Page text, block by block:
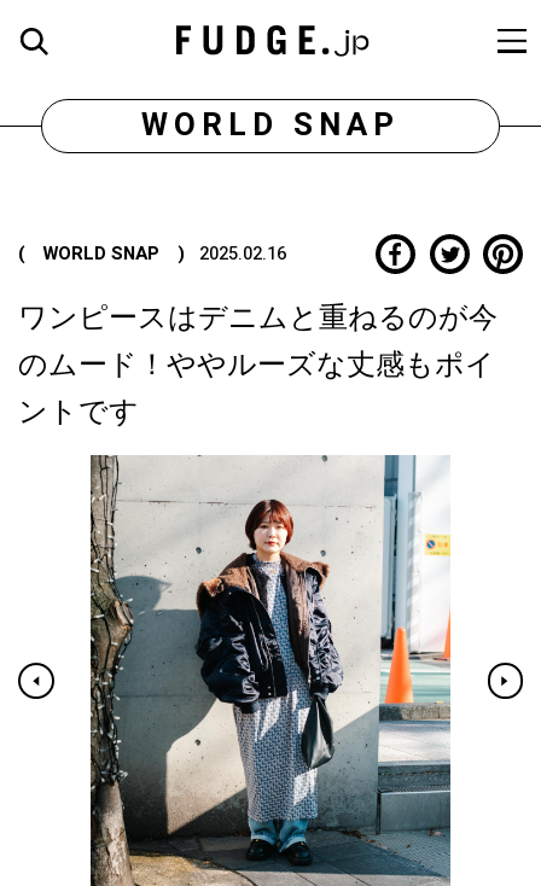
WORLD SNAP
( WORLD SNAP ) 2025.02.16
ワンピースはデニムと重ねるのが今
のムード！ややルーズな丈感もポイ
ントです